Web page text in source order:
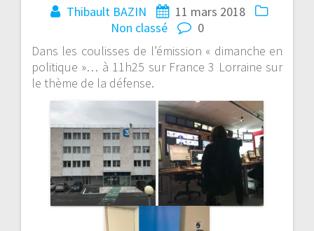
Thibault BAZIN
11 mars 2018
Non classé
0
Dans les coulisses de l’émission « dimanche en
politique »… à 11h25 sur France 3 Lorraine sur
le thème de la défense.